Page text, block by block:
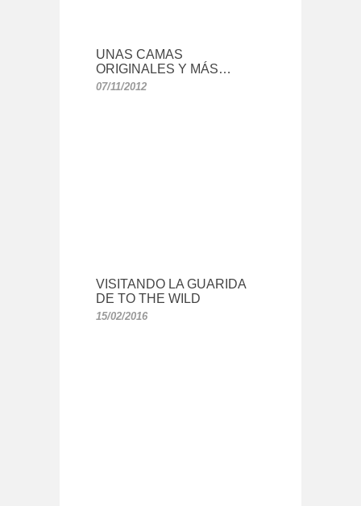
UNAS CAMAS
ORIGINALES Y MÁS…
07/11/2012
VISITANDO LA GUARIDA
DE TO THE WILD
15/02/2016